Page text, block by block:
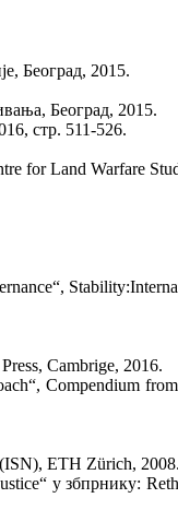
Београд, 2015.
Београд, 2015.
стр. 511-526.
for Land Warfare
Cambrige, 2016.
Compendium
ETH Zürich, 2008.
у збпрнику: